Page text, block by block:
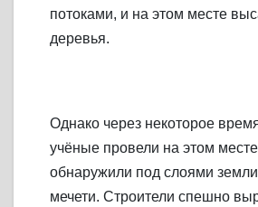
потоками, и на этом месте
деревья.
Однако через некоторое
учёные провели на этом
обнаружили под слоями
мечети. Строители спешно